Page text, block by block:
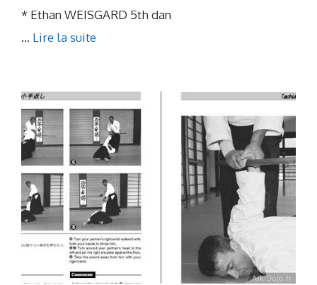
* Ethan WEISGARD 5th dan
... Lire la suite